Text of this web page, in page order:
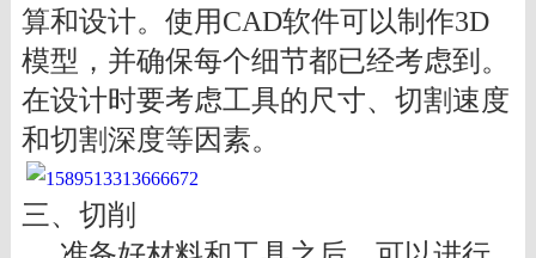
算和设计。使用CAD软件可以制作3D
模型，并确保每个细节都已经考虑到。
在设计时要考虑工具的尺寸、切割速度
和切割深度等因素。
三、切削